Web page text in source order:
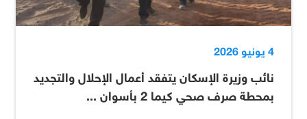
4 يونيو 2026
نائب وزيرة الإسكان يتفقد أعمال الإحلال والتجديد
بمحطة صرف صحي كيما 2 بأسوان ...